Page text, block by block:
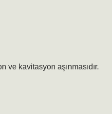
ve kavitasyon aşınmasıdır.